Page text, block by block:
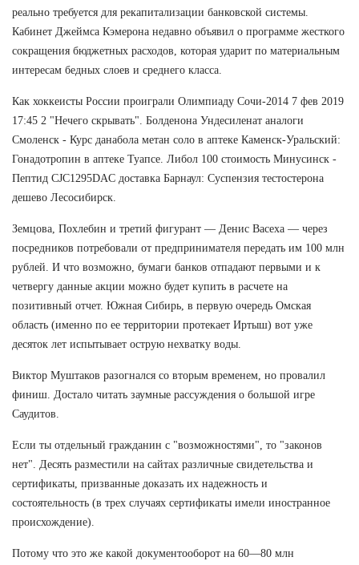
реально требуется для рекапитализации банковской системы.
Кабинет Джеймса Кэмерона недавно объявил о программе жесткого
сокращения бюджетных расходов, которая ударит по материальным
интересам бедных слоев и среднего класса.
Как хоккеисты России проиграли Олимпиаду Сочи-2014 7 фев 2019
17:45 2 "Нечего скрывать". Болденона Ундесиленат аналоги
Смоленск - Курс данабола метан соло в аптеке Каменск-Уральский:
Гонадотропин в аптеке Туапсе. Либол 100 стоимость Минусинск -
Пептид CJC1295DAC доставка Барнаул: Суспензия тестостерона
дешево Лесосибирск.
Земцова, Похлебин и третий фигурант — Денис Васеха — через
посредников потребовали от предпринимателя передать им 100 млн
рублей. И что возможно, бумаги банков отпадают первыми и к
четвергу данные акции можно будет купить в расчете на
позитивный отчет. Южная Сибирь, в первую очередь Омская
область (именно по ее территории протекает Иртыш) вот уже
десяток лет испытывает острую нехватку воды.
Виктор Муштаков разогнался со вторым временем, но провалил
финиш. Достало читать заумные рассуждения о большой игре
Саудитов.
Если ты отдельный гражданин с "возможностями", то "законов
нет". Десять разместили на сайтах различные свидетельства и
сертификаты, призванные доказать их надежность и
состоятельность (в трех случаях сертификаты имели иностранное
происхождение).
Потому что это же какой документооборот на 60—80 млн